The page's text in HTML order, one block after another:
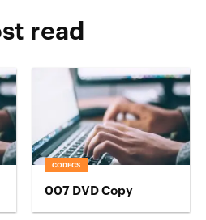
read
CODECS
007 DVD Copy